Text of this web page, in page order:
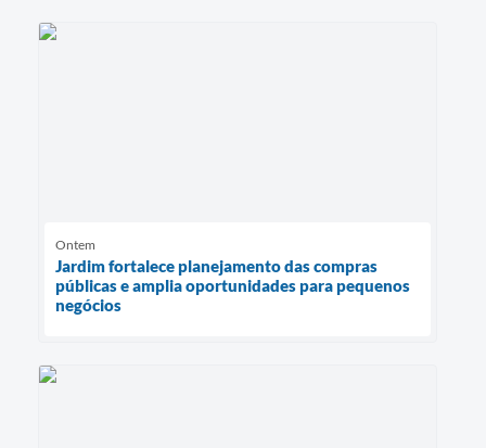
Ontem
Jardim fortalece planejamento das compras
públicas e amplia oportunidades para pequenos
negócios